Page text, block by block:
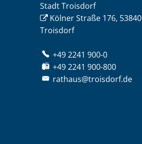
Stadt Troisdorf
Kölner Straße 176, 53840
Troisdorf
+49 2241 900-0
+49 2241 900-800
rathaus@troisdorf.de